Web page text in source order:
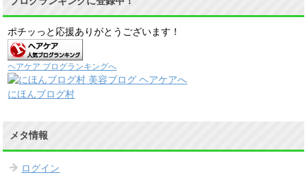
ポチッっと応援ありがとうございます！
ヘアケア ブログランキングへ
にほんブログ村
メタ情報
ログイン